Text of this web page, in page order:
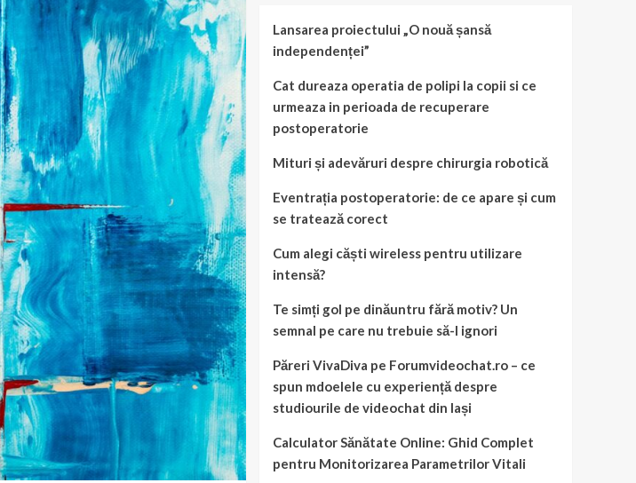
Lansarea proiectului „O nouă șansă
independenței”
Cat dureaza operatia de polipi la copii si ce
urmeaza in perioada de recuperare
postoperatorie
Mituri și adevăruri despre chirurgia robotică
Eventrația postoperatorie: de ce apare și cum
se tratează corect
Cum alegi căști wireless pentru utilizare
intensă?
Te simți gol pe dinăuntru fără motiv? Un
semnal pe care nu trebuie să-l ignori
Păreri VivaDiva pe Forumvideochat.ro – ce
spun mdoelele cu experiență despre
studiourile de videochat din Iași
Calculator Sănătate Online: Ghid Complet
pentru Monitorizarea Parametrilor Vitali